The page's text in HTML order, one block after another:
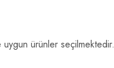
uygun ürünler seçilmektedir.